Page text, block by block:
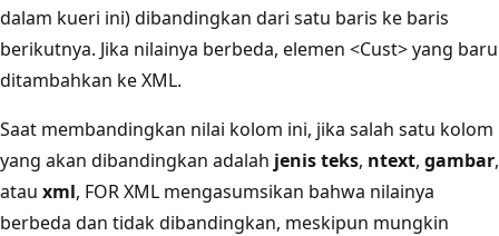
dalam kueri ini) dibandingkan dari satu baris ke baris
berikutnya. Jika nilainya berbeda, elemen <Cust> yang baru
ditambahkan ke XML.
Saat membandingkan nilai kolom ini, jika salah satu kolom
yang akan dibandingkan adalah jenis teks, ntext, gambar,
atau xml, FOR XML mengasumsikan bahwa nilainya
berbeda dan tidak dibandingkan, meskipun mungkin